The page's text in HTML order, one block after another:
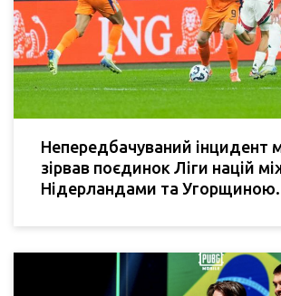
Непередбачуваний інцидент
зірвав поєдинок Ліги націй
Нідерландами та Угорщиною.